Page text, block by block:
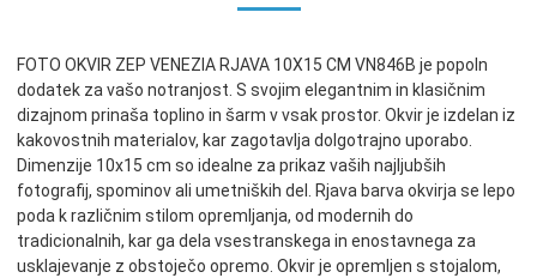
FOTO OKVIR ZEP VENEZIA RJAVA 10X15 CM VN846B je popoln
dodatek za vašo notranjost. S svojim elegantnim in klasičnim
dizajnom prinaša toplino in šarm v vsak prostor. Okvir je izdelan iz
kakovostnih materialov, kar zagotavlja dolgotrajno uporabo.
Dimenzije 10x15 cm so idealne za prikaz vaših najljubših
fotografij, spominov ali umetniških del. Rjava barva okvirja se lepo
poda k različnim stilom opremljanja, od modernih do
tradicionalnih, kar ga dela vsestranskega in enostavnega za
usklajevanje z obstoječo opremo. Okvir je opremljen s stojalom,